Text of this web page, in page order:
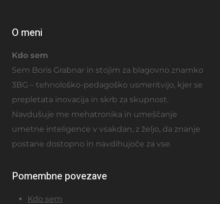
O meni
Kdo sem
Sem Boris Grabnar in stojim za blagovno znamko
3BG – tehnološko-pedagoško usmeritvijo, kjer se
prepletata inovacija in skrb za skupnost.
Navdušuje me mehatronika in umeščanje
umetne inteligence v vsakdan, z željo, da znanje
postane dostopno in navdihujoče za vse.
Pomembne povezave
Kdo sem